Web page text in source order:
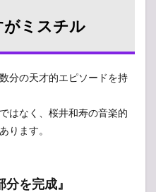
ミスチル
分の天才的エピソードを持
はなく、桜井和寿の音楽的
ります。
分を完成』